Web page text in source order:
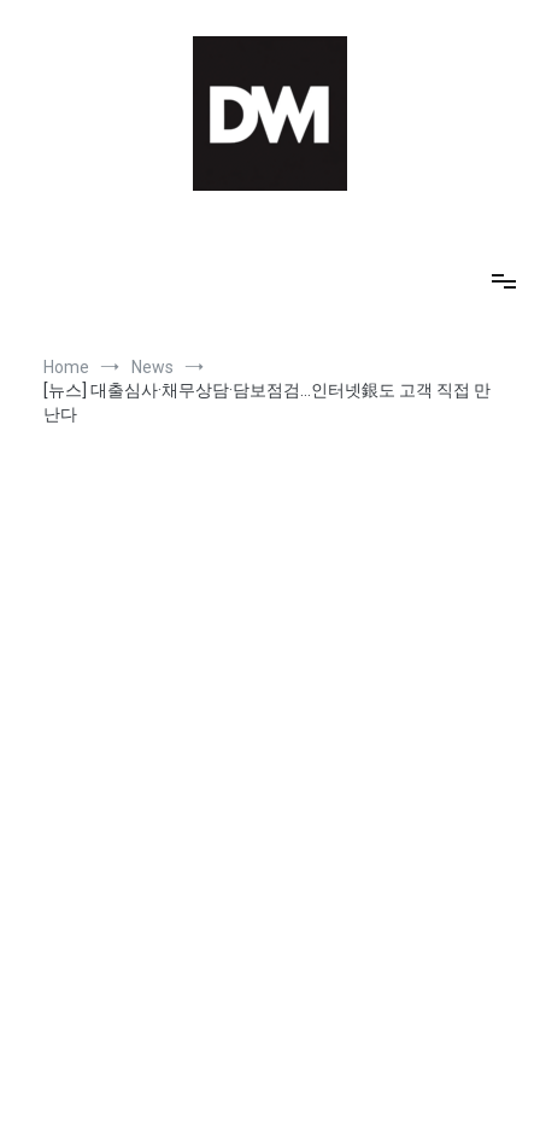
Home
News
[뉴스] 대출심사·채무상담·담보점검…인터넷銀도 고객 직접 만
난다